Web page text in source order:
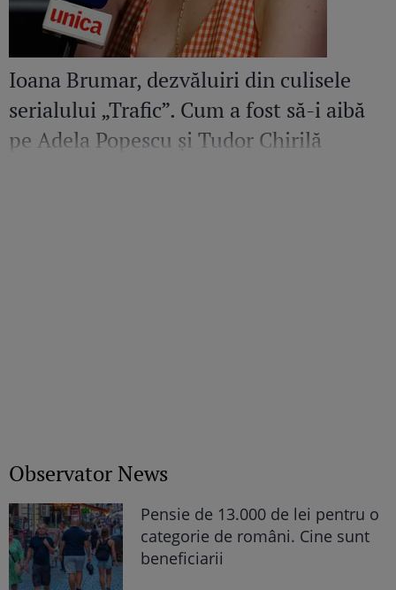
Ioana Brumar, dezvăluiri din culisele
serialului „Trafic”. Cum a fost să-i aibă
pe Adela Popescu și Tudor Chirilă
Observator News
Pensie de 13.000 de lei pentru o
categorie de români. Cine sunt
beneficiarii